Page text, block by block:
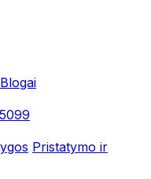
Blogai
Pristatymo ir